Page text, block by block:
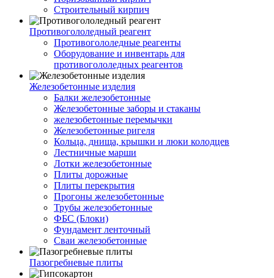
Строительный кирпич
Противогололедный реагент
Противогололедные реагенты
Оборудование и инвентарь для
противогололедных реагентов
Железобетонные изделия
Балки железобетонные
Железобетонные заборы и стаканы
железобетонные перемычки
Железобетонные ригеля
Кольца, днища, крышки и люки колодцев
Лестничные марши
Лотки железобетонные
Плиты дорожные
Плиты перекрытия
Прогоны железобетонные
Трубы железобетонные
ФБС (Блоки)
Фундамент ленточный
Сваи железобетонные
Пазогребневые плиты